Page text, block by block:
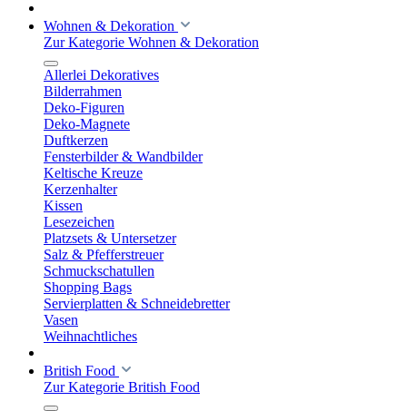
Wohnen & Dekoration
Zur Kategorie Wohnen & Dekoration
Allerlei Dekoratives
Bilderrahmen
Deko-Figuren
Deko-Magnete
Duftkerzen
Fensterbilder & Wandbilder
Keltische Kreuze
Kerzenhalter
Kissen
Lesezeichen
Platzsets & Untersetzer
Salz & Pfefferstreuer
Schmuckschatullen
Shopping Bags
Servierplatten & Schneidebretter
Vasen
Weihnachtliches
British Food
Zur Kategorie British Food